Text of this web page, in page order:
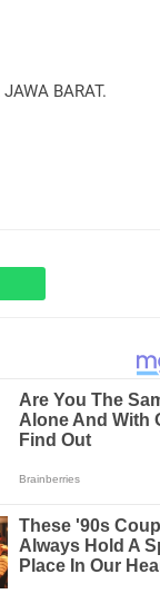
BARAT.